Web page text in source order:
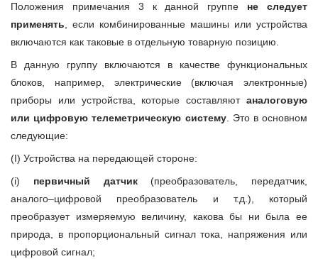
Положения примечания 3 к данной группе не следует
применять , если комбинированные машины или устройства
включаются как таковые в отдельную товарную позицию.
В данную группу включаются в качестве функциональных
блоков, например, электрические (включая электронные)
приборы или устройства, которые составляют аналоговую
или цифровую телеметрическую систему. Это в основном
следующие:
(I) Устройства на передающей стороне:
(i) первичный датчик(преобразователь, передатчик,
аналого–цифровой преобразователь и т.д.), который
преобразует измеряемую величину, какова бы ни была ее
природа, в пропорциональный сигнал тока, напряжения или
цифровой сигнал;